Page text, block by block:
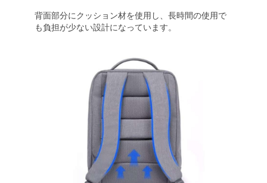
背面部分にクッション材を使用し、長時間の使用で
も負担が少ない設計になっています。